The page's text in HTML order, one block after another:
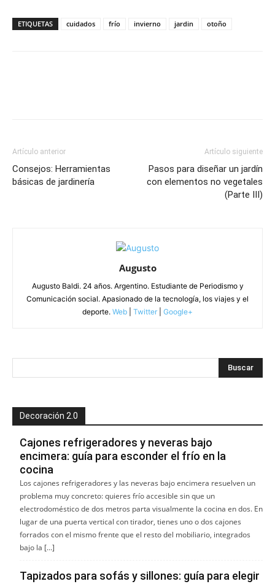
ETIQUETAS cuidados frío invierno jardin otoño
Artículo anterior
Consejos: Herramientas
básicas de jardinería
Artículo siguiente
Pasos para diseñar un jardín
con elementos no vegetales
(Parte III)
Augusto
Augusto Baldi. 24 años. Argentino. Estudiante de Periodismo y
Comunicación social. Apasionado de la tecnología, los viajes y el
deporte. Web Twitter Google+
Decoración 2.0
Cajones refrigeradores y neveras bajo
encimera: guía para esconder el frío en la
cocina
Los cajones refrigeradores y las neveras bajo encimera resuelven un
problema muy concreto: quieres frío accesible sin que un
electrodoméstico de dos metros parta visualmente la cocina en dos. En
lugar de una puerta vertical con tirador, tienes uno o dos cajones
forrados con el mismo frente que el resto del mobiliario, integrados
bajo la […]
Tapizados para sofás y sillones: guía para elegir